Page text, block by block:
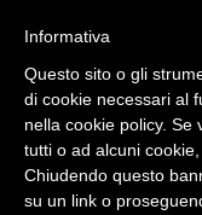
ESTERNA
RADIO / AUDIO
TV
Informativa
Questo sito o gli
di cookie necessari al
nella cookie policy. Se
tutti o ad alcuni
Chiudendo questo
su un link o